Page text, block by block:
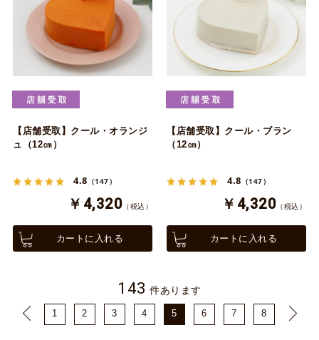
【店舗受取】クール・オランジ
ュ（12㎝）
4.8 （147）
￥4,320 （税込）
カートに入れる
【店舗受取】クール・ブラン
（12㎝）
4.8 （147）
￥4,320 （税込）
カートに入れる
143 件あります
1 2 3 4 5 6 7 8